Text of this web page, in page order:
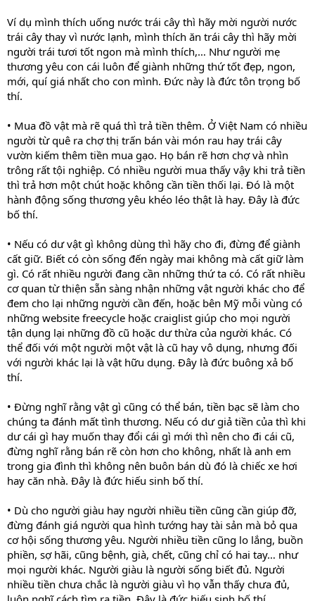
Ví dụ mình thích uống nước trái cây thì hãy mời người nước
trái cây thay vì nước lạnh, mình thích ăn trái cây thì hãy mời
người trái tươi tốt ngon mà mình thích,… Như người mẹ
thương yêu con cái luôn để giành những thứ tốt đẹp, ngon,
mới, quí giá nhất cho con mình. Đức này là đức tôn trọng bố
thí.
• Mua đồ vật mà rẽ quá thì trả tiền thêm. Ở Việt Nam có nhiều
người từ quê ra chợ thị trấn bán vài món rau hay trái cây
vườn kiếm thêm tiền mua gạo. Họ bán rẽ hơn chợ và nhìn
trông rất tội nghiệp. Có nhiều người mua thấy vậy khi trả tiền
thì trả hơn một chút hoặc không cần tiền thối lại. Đó là một
hành động sống thương yêu khéo léo thật là hay. Đây là đức
bố thí.
• Nếu có dư vật gì không dùng thì hãy cho đi, đừng để giành
cất giữ. Biết có còn sống đến ngày mai không mà cất giữ làm
gì. Có rất nhiều người đang cần những thứ ta có. Có rất nhiều
cơ quan từ thiện sẵn sàng nhận những vật người khác cho để
đem cho lại những người cần đến, hoặc bên Mỹ mỗi vùng có
những website freecycle hoặc craiglist giúp cho mọi người
tận dụng lại những đồ cũ hoặc dư thừa của người khác. Có
thể đối với một người một vật là cũ hay vô dụng, nhưng đối
với người khác lại là vật hữu dụng. Đây là đức buông xả bố
thí.
• Đừng nghĩ rằng vật gì cũng có thể bán, tiền bạc sẽ làm cho
chúng ta đánh mất tình thương. Nếu có dư giả tiền của thì khi
dư cái gì hay muốn thay đổi cái gì mới thì nên cho đi cái cũ,
đừng nghĩ rằng bán rẽ còn hơn cho không, nhất là anh em
trong gia đình thì không nên buôn bán dù đó là chiếc xe hơi
hay căn nhà. Đây là đức hiếu sinh bố thí.
• Dù cho người giàu hay người nhiều tiền cũng cần giúp đỡ,
đừng đánh giá người qua hình tướng hay tài sản mà bỏ qua
cơ hội sống thương yêu. Người nhiều tiền cũng lo lắng, buồn
phiền, sợ hãi, cũng bệnh, già, chết, cũng chỉ có hai tay… như
mọi người khác. Người giàu là người sống biết đủ. Người
nhiều tiền chưa chắc là người giàu vì họ vẫn thấy chưa đủ,